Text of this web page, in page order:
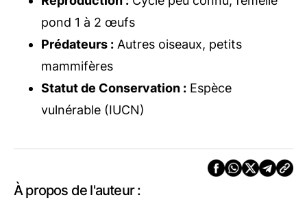
pond 1 à 2 œufs
Prédateurs : Autres oiseaux, petits
mammifères
Statut de Conservation : Espèce
vulnérable (IUCN)
À propos de l'auteur :